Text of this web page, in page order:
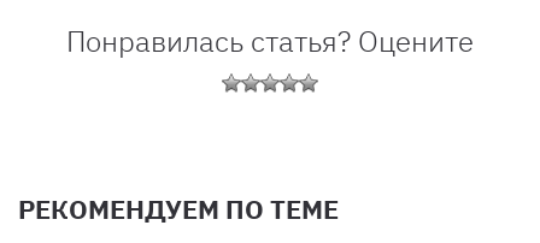
Понравилась статья? Оцените
РЕКОМЕНДУЕМ ПО ТЕМЕ